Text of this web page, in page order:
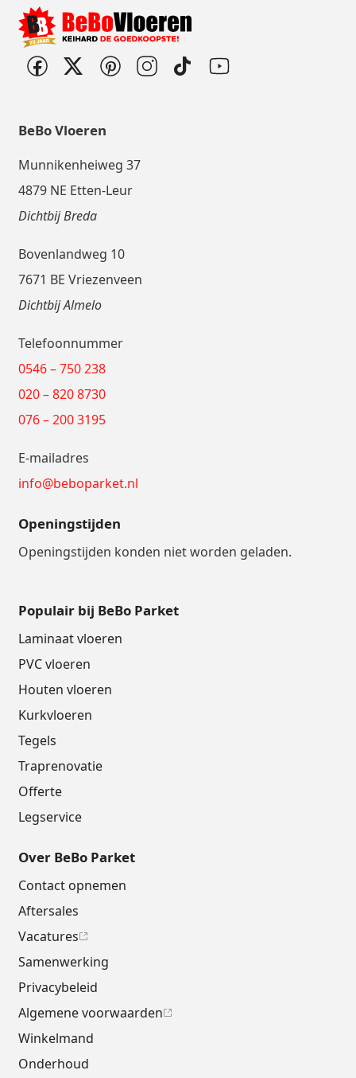
BeBo Vloeren
Munnikenheiweg 37
4879 NE Etten-Leur
Dichtbij Breda
Bovenlandweg 10
7671 BE Vriezenveen
Dichtbij Almelo
Telefoonnummer
0546 – 750 238
020 – 820 8730
076 – 200 3195
E-mailadres
info@beboparket.nl
Openingstijden
Openingstijden konden niet worden geladen.
Populair bij BeBo Parket
Laminaat vloeren
PVC vloeren
Houten vloeren
Kurkvloeren
Tegels
Traprenovatie
Offerte
Legservice
Over BeBo Parket
Contact opnemen
Aftersales
Vacatures
Samenwerking
Privacybeleid
Algemene voorwaarden
Winkelmand
Onderhoud